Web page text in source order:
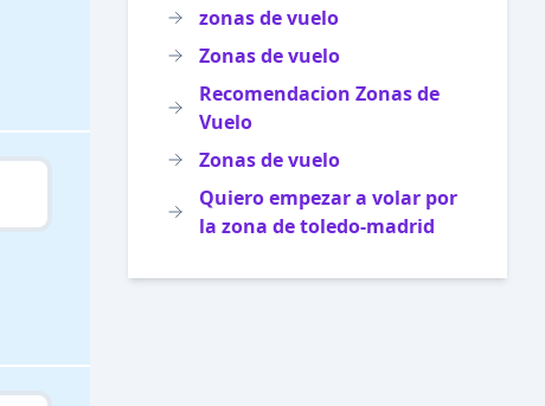
zonas de vuelo
Zonas de vuelo
Recomendacion Zonas de
Vuelo
Zonas de vuelo
Quiero empezar a volar por
la zona de toledo-madrid